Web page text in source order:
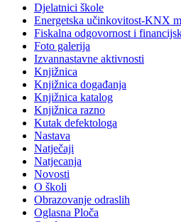
Djelatnici škole
Energetska učinkovitost-KNX
Fiskalna odgovornost i
Foto galerija
Izvannastavne aktivnosti
Knjižnica
Knjižnica događanja
Knjižnica katalog
Knjižnica razno
Kutak defektologa
Nastava
Natječaji
Natjecanja
Novosti
O školi
Obrazovanje odraslih
Oglasna Ploča